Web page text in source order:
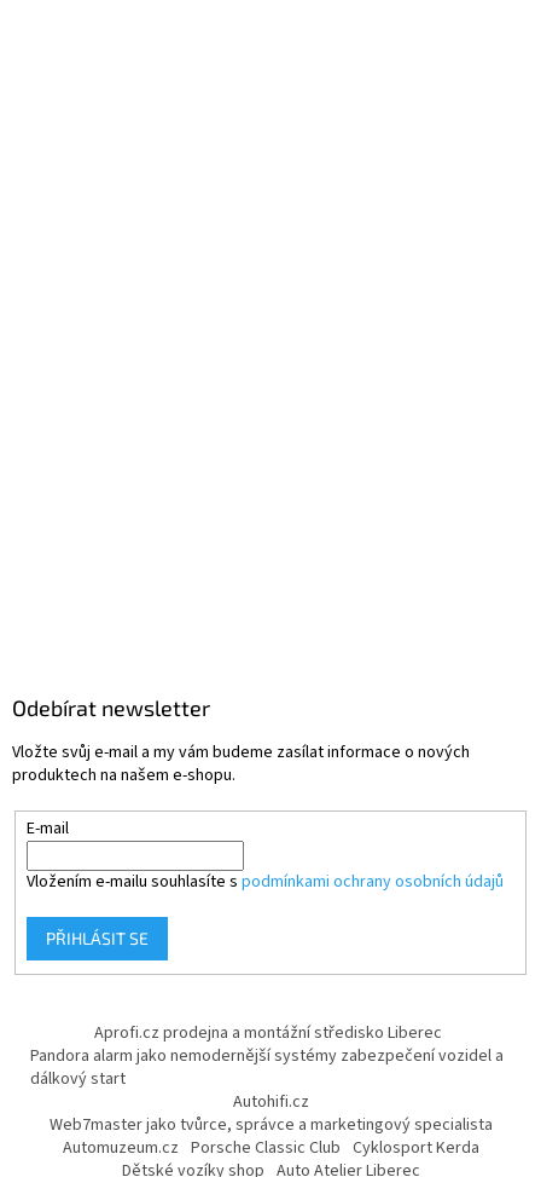
Odebírat newsletter
Vložte svůj e-mail a my vám budeme zasílat informace o nových
produktech na našem e-shopu.
E-mail
Vložením e-mailu souhlasíte s podmínkami ochrany osobních údajů
PŘIHLÁSIT SE
Aprofi.cz prodejna a montážní středisko Liberec
Pandora alarm jako nemodernější systémy zabezpečení vozidel a
dálkový start
Autohifi.cz
Web7master jako tvůrce, správce a marketingový specialista
Automuzeum.cz Porsche Classic Club Cyklosport Kerda
Dětské vozíky shop Auto Atelier Liberec